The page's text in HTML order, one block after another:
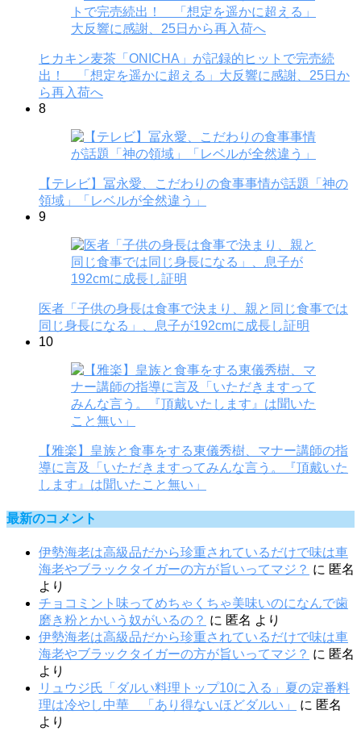
ヒカキン麦茶「ONICHA」が記録的ヒットで完売続
出！ 「想定を遥かに超える」大反響に感謝、25日か
ら再入荷へ
8
【テレビ】冨永愛、こだわりの食事事情が話題「神の
領域」「レベルが全然違う」
9
医者「子供の身長は食事で決まり、親と同じ食事では
同じ身長になる」、息子が192cmに成長し証明
10
【雅楽】皇族と食事をする東儀秀樹、マナー講師の指
導に言及「いただきますってみんな言う。『頂戴いた
します』は聞いたこと無い」
最新のコメント
伊勢海老は高級品だから珍重されているだけで味は車
海老やブラックタイガーの方が旨いってマジ？ に 匿名
より
チョコミント味ってめちゃくちゃ美味いのになんで歯
磨き粉とかいう奴がいるの？ に 匿名 より
伊勢海老は高級品だから珍重されているだけで味は車
海老やブラックタイガーの方が旨いってマジ？ に 匿名
より
リュウジ氏「ダルい料理トップ10に入る」夏の定番料
理は冷やし中華 「あり得ないほどダルい」
に 匿名
より